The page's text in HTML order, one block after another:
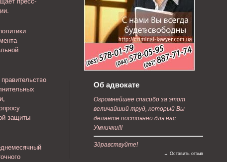
защиты
Об адвокате
Огромнейшее спасибо за этот
величайший труд, который Вы
делаете постоянно для нас.
Умнички!!!
Здравствуйте!
→ Оставить отзыв